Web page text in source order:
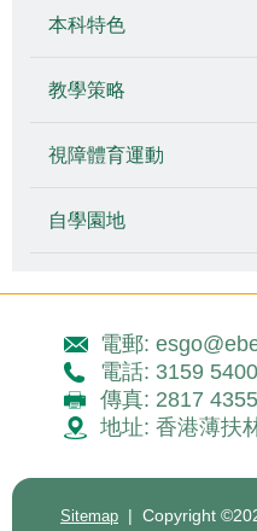
本科特色
教學策略
視障體育運動
自學園地
電郵:
電話: 3159
傳真: 2817 4355
地址: 香港薄扶
Sitemap | Copyright ©